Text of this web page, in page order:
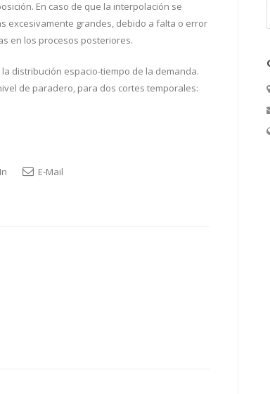
En caso de que la interpolación se
excesivamente grandes, debido a falta o error
en los procesos posteriores.
distribución espacio-tiempo de la demanda.
de paradero, para dos cortes temporales:
E-Mail